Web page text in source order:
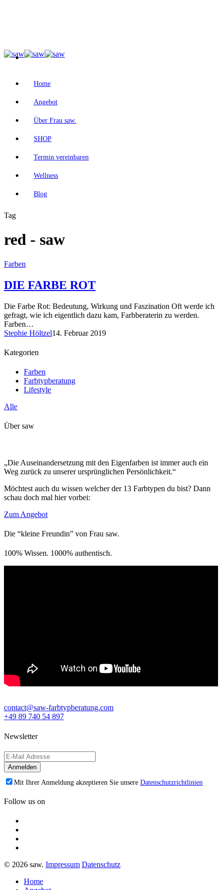
Home
Angebot
Über Frau saw.
SHOP
Termin vereinbaren
Wellness
Blog
Tag
red - saw
Farben
DIE FARBE ROT
Die Farbe Rot: Bedeutung, Wirkung und Faszination Oft werde ich
gefragt, wie ich eigentlich dazu kam, Farbberaterin zu werden.
Farben…
Stephie Höltzel14. Februar 2019
Kategorien
Farben
Farbtypberatung
Lifestyle
Alle
Über saw
„Die Auseinandersetzung mit den Eigenfarben ist immer auch ein
Weg zurück zu unserer ursprünglichen Persönlichkeit.“
Möchtest auch du wissen welcher der 13 Farbtypen du bist? Dann
schau doch mal hier vorbei:
Zum Angebot
Die “kleine Freundin” von Frau saw.
100% Wissen. 1000% authentisch.
contact@saw-farbtypberatung.com
+49 89 740 54 897
Newsletter
Mit Ihrer Anmeldung akzeptieren Sie unsere Datenschutzrichtlinien
Follow us on
© 2026 saw. Impressum Datenschutz
Home